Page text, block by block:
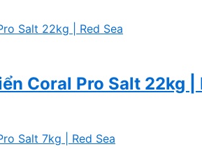
Coral Pro Salt 22kg |